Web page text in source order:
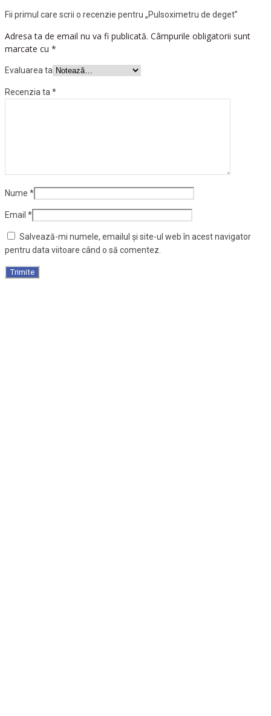
Fii primul care scrii o recenzie pentru „Pulsoximetru de deget”
Adresa ta de email nu va fi publicată. Câmpurile obligatorii sunt
marcate cu *
Evaluarea ta
Recenzia ta *
Nume *
Email *
Salvează-mi numele, emailul și site-ul web în acest navigator
pentru data viitoare când o să comentez.